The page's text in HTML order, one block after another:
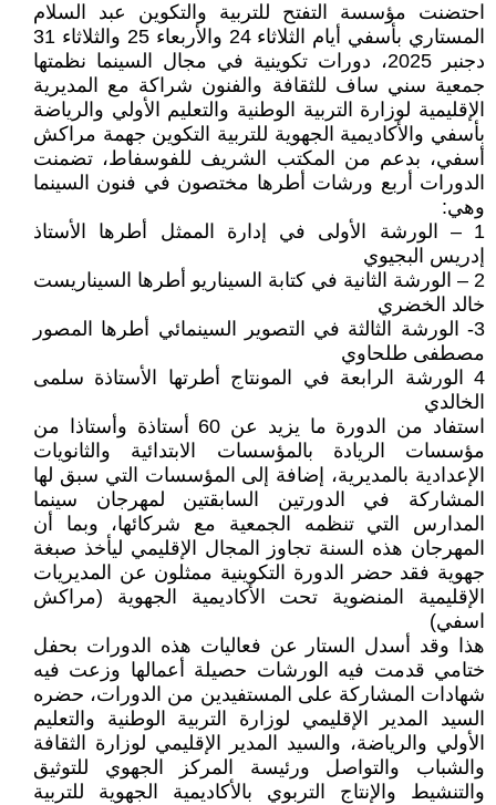
احتضنت مؤسسة التفتح للتربية والتكوين عبد السلام
المستاري بأسفي أيام الثلاثاء 24 والأربعاء 25 والثلاثاء 31
دجنبر 2025، دورات تكوينية في مجال السينما نظمتها
جمعية سني ساف للثقافة والفنون شراكة مع المديرية
الإقليمية لوزارة التربية الوطنية والتعليم الأولي والرياضة
بأسفي والأكاديمية الجهوية للتربية التكوين جهمة مراكش
أسفي، بدعم من المكتب الشريف للفوسفاط، تضمنت
الدورات أربع ورشات أطرها مختصون في فنون السينما
وهي:
1 – الورشة الأولى في إدارة الممثل أطرها الأستاذ
إدريس البجيوي
2 – الورشة الثانية في كتابة السيناريو أطرها السيناريست
خالد الخضري
3- الورشة الثالثة في التصوير السينمائي أطرها المصور
مصطفى طلحاوي
4 الورشة الرابعة في المونتاج أطرتها الأستاذة سلمى
الخالدي
استفاد من الدورة ما يزيد عن 60 أستاذة وأستاذا من
مؤسسات الريادة بالمؤسسات الابتدائية والثانويات
الإعدادية بالمديرية، إضافة إلى المؤسسات التي سبق لها
المشاركة في الدورتين السابقتين لمهرجان سينما
المدارس التي تنظمه الجمعية مع شركائها، وبما أن
المهرجان هذه السنة تجاوز المجال الإقليمي ليأخذ صبغة
جهوية فقد حضر الدورة التكوينية ممثلون عن المديريات
الإقليمية المنضوية تحت الأكاديمية الجهوية (مراكش
اسفي)
هذا وقد أسدل الستار عن فعاليات هذه الدورات بحفل
ختامي قدمت فيه الورشات حصيلة أعمالها وزعت فيه
شهادات المشاركة على المستفيدين من الدورات، حضره
السيد المدير الإقليمي لوزارة التربية الوطنية والتعليم
الأولي والرياضة، والسيد المدير الإقليمي لوزارة الثقافة
والشباب والتواصل ورئيسة المركز الجهوي للتوثيق
والتنشيط والإنتاج التربوي بالأكاديمية الجهوية للتربية